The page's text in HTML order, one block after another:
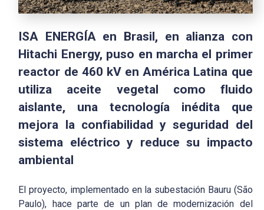
ISA ENERGÍA en Brasil, en alianza con
Hitachi Energy, puso en marcha el primer
reactor de 460 kV en América Latina que
utiliza aceite vegetal como fluido
aislante, una tecnología inédita que
mejora la confiabilidad y seguridad del
sistema eléctrico y reduce su impacto
ambiental
El proyecto, implementado en la subestación Bauru (São
Paulo), hace parte de un plan de modernización del